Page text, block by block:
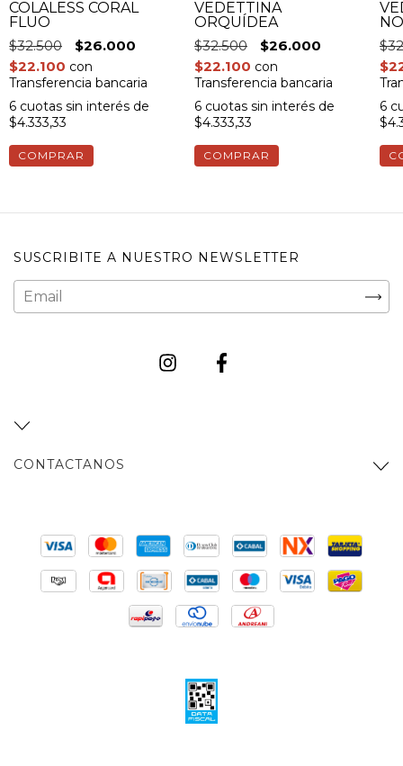
COLALESS CORAL
FLUO
$32.500
$26.000
$22.100 con
Transferencia bancaria
6 cuotas sin interés de
$4.333,33
COMPRAR
VEDETTINA
ORQUÍDEA
$32.500
$26.000
$22.100 con
Transferencia bancaria
6 cuotas sin interés de
$4.333,33
COMPRAR
6
SUSCRIBITE A NUESTRO NEWSLETTER
CONTACTANOS